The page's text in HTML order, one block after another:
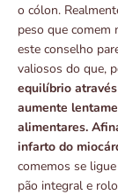
o cólon.
peso que comem
este conselho
valiosos do que,
equilíbrio
aumente
alimentares.
infarto do
comemos se
pão integral e